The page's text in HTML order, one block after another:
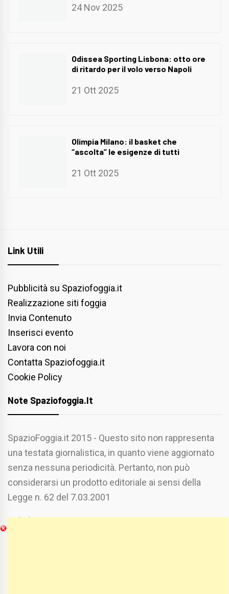
24 Nov 2025
Odissea Sporting Lisbona: otto ore
di ritardo per il volo verso Napoli
21 Ott 2025
Olimpia Milano: il basket che
“ascolta” le esigenze di tutti
21 Ott 2025
Link Utili
Pubblicità su Spaziofoggia.it
Realizzazione siti foggia
Invia Contenuto
Inserisci evento
Lavora con noi
Contatta Spaziofoggia.it
Cookie Policy
Note Spaziofoggia.it
SpazioFoggia.it 2015 - Questo sito non rappresenta
una testata giornalistica, in quanto viene aggiornato
senza nessuna periodicità. Pertanto, non può
considerarsi un prodotto editoriale ai sensi della
Legge n. 62 del 7.03.2001
Chi Siamo